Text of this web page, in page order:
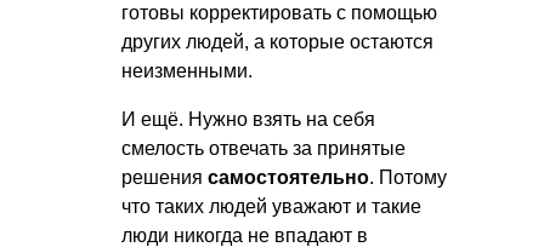
готовы корректировать с помощью
других людей, а которые остаются
неизменными.
И ещё. Нужно взять на себя
смелость отвечать за принятые
решения самостоятельно. Потому
что таких людей уважают и такие
люди никогда не впадают в